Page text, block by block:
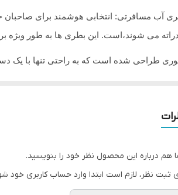
آب مسافرتی: انتخابی هوشمند برای صاحبان
می شوند،است. این بطری ها به طور ویژه
طراحی شده است که به راحتی تنها با یک
خود به ساحل، پیاده‌روی یا سفرو در هر
هم درباره این محصول نظر خود را بنویسید.
ثبت نظر، لازم است ابتدا وارد حساب کاربری خود